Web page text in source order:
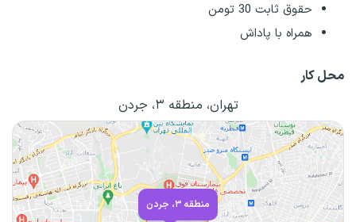
حقوق ثابت 30 تومن
همراه با پاداش
محل کار
تهران، منطقه ۳، جردن
منطقه ۳، جردن